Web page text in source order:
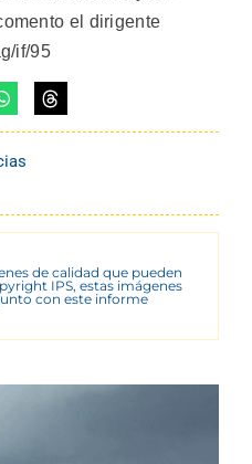
el dirigente
if/95
de calidad que pueden
IPS, estas imágenes
con este informe